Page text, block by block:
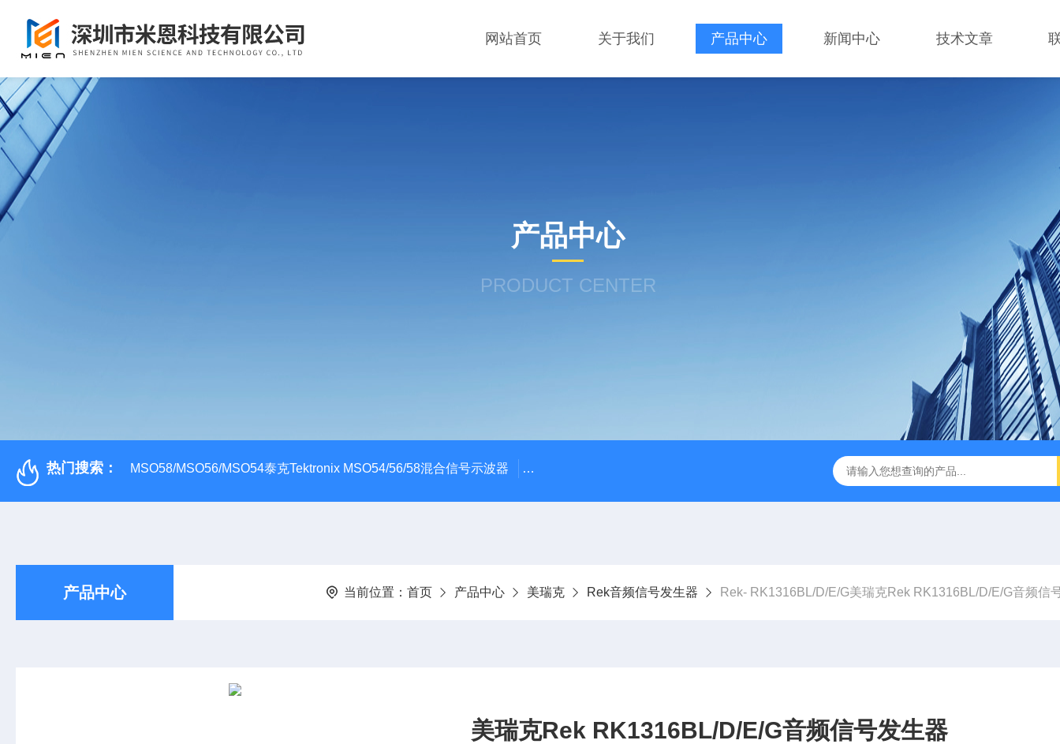
网站首页 关于我们 产品中心 新闻中心 技术文章
产品中心
PRODUCT CENTER
热门搜索： MSO58/MSO56/MSO54泰克Tektronix MSO54/56/58混合信号示波器 ME045/ME085/ME150PCB TDR特性阻抗测试仪 3380/3380P/3380D致茂Chroma 3380/
产品中心 当前位置： 首页 产品中心 美瑞克 Rek音频信号发生器 Rek- RK1316BL/D/E/G美瑞克Rek RK1316BL/D/E/G音频信号发
美瑞克Rek RK1316BL/D/E/G音频信号发生器